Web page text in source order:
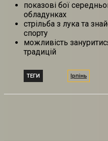
показові бої
обладунках
стрільба з лука та
спорту
можливість
традицій
ТЕГИ Ірпінь